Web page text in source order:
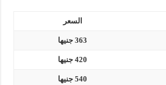
السعر
363 جنيها
420 جنيها
540 جنيها